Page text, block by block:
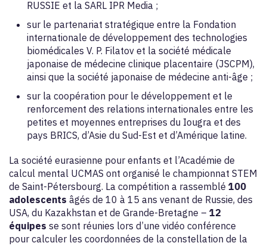
RUSSIE et la SARL IPR Media ;
sur le partenariat stratégique entre la Fondation
internationale de développement des technologies
biomédicales V. P. Filatov et la société médicale
japonaise de médecine clinique placentaire (JSCPM),
ainsi que la société japonaise de médecine anti-âge ;
sur la coopération pour le développement et le
renforcement des relations internationales entre les
petites et moyennes entreprises du Iougra et des
pays BRICS, d’Asie du Sud-Est et d’Amérique latine.
La société eurasienne pour enfants et l’Académie de
calcul mental UCMAS ont organisé le championnat STEM
de Saint-Pétersbourg. La compétition a rassemblé 100
adolescents âgés de 10 à 15 ans venant de Russie, des
USA, du Kazakhstan et de Grande-Bretagne – 12
équipes se sont réunies lors d’une vidéo conférence
pour calculer les coordonnées de la constellation de la